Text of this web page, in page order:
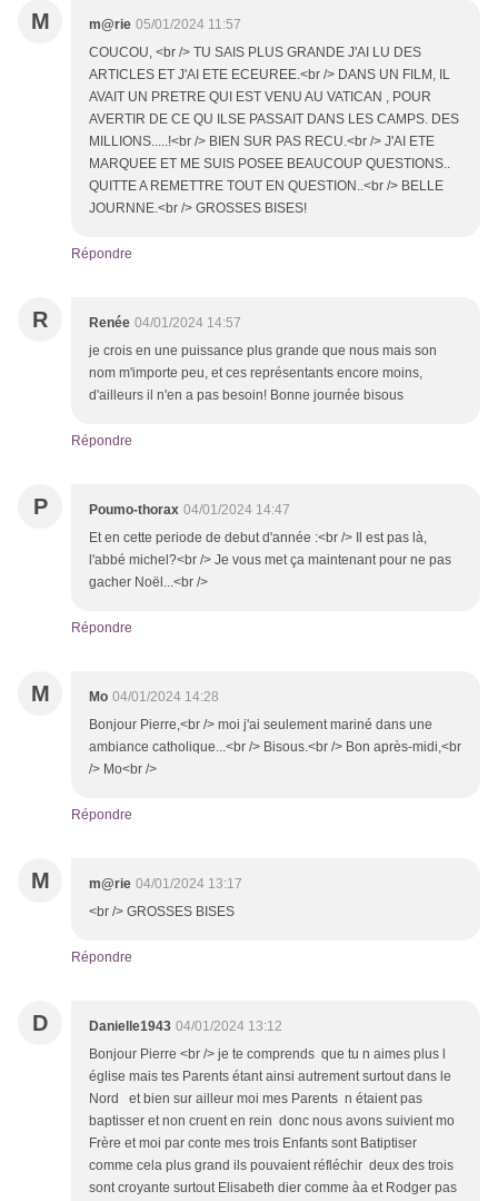
M m@rie 05/01/2024 11:57
COUCOU, <br /> TU SAIS PLUS GRANDE J'AI LU DES
ARTICLES ET J'AI ETE ECEUREE.<br /> DANS UN FILM, IL
AVAIT UN PRETRE QUI EST VENU AU VATICAN , POUR
AVERTIR DE CE QU ILSE PASSAIT DANS LES CAMPS. DES
MILLIONS.....!<br /> BIEN SUR PAS RECU.<br /> J'AI ETE
MARQUEE ET ME SUIS POSEE BEAUCOUP QUESTIONS..
QUITTE A REMETTRE TOUT EN QUESTION..<br /> BELLE
JOURNNE.<br /> GROSSES BISES!
Répondre
R Renée 04/01/2024 14:57
je crois en une puissance plus grande que nous mais son
nom m'importe peu, et ces représentants encore moins,
d'ailleurs il n'en a pas besoin! Bonne journée bisous
Répondre
P Poumo-thorax 04/01/2024 14:47
Et en cette periode de debut d'année :<br /> Il est pas là,
l'abbé michel?<br /> Je vous met ça maintenant pour ne pas
gacher Noël...<br />
Répondre
M Mo 04/01/2024 14:28
Bonjour Pierre,<br /> moi j'ai seulement mariné dans une
ambiance catholique...<br /> Bisous.<br /> Bon après-midi,<br
/> Mo<br />
Répondre
M m@rie 04/01/2024 13:17
<br /> GROSSES BISES
Répondre
D Danielle1943 04/01/2024 13:12
Bonjour Pierre <br /> je te comprends que tu n aimes plus l
église mais tes Parents étant ainsi autrement surtout dans le
Nord et bien sur ailleur moi mes Parents n étaient pas
baptisser et non cruent en rein donc nous avons suivient mo
Frère et moi par conte mes trois Enfants sont Batiptiser
comme cela plus grand ils pouvaient réfléchir deux des trois
sont croyante surtout Elisabeth dier comme àa et Rodger pas